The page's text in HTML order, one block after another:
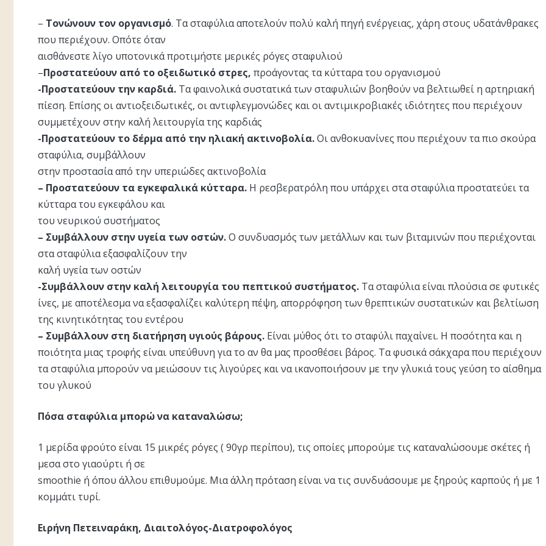
– Τονώνουν τον οργανισμό. Τα σταφύλια αποτελούν πολύ καλή πηγή ενέργειας, χάρη στους υδατάνθρακες
που περιέχουν. Οπότε όταν
αισθάνεστε λίγο υποτονικά προτιμήστε μερικές ρόγες σταφυλιού
–Προστατεύουν από το οξειδωτικό στρες, προάγοντας τα κύτταρα του οργανισμού
-Προστατεύουν την καρδιά. Τα φαινολικά συστατικά των σταφυλιών βοηθούν να βελτιωθεί η αρτηριακή
πίεση. Επίσης οι αντιοξειδωτικές, οι αντιφλεγμονώδες και οι αντιμικροβιακές ιδιότητες που περιέχουν
συμμετέχουν στην καλή λειτουργία της καρδιάς
-Προστατεύουν το δέρμα από την ηλιακή ακτινοβολία.Οι ανθοκυανίνες που περιέχουν τα πιο σκούρα
σταφύλια, συμβάλλουν
στην προστασία από την υπεριώδες ακτινοβολία
– Προστατεύουν τα εγκεφαλικά κύτταρα. Η ρεσβερατρόλη που υπάρχει στα σταφύλια προστατεύει τα
κύτταρα του εγκεφάλου και
του νευρικού συστήματος
– Συμβάλλουν στην υγεία των οστών.Ο συνδυασμός των μετάλλων και των βιταμινών που περιέχονται
στα σταφύλια εξασφαλίζουν την
καλή υγεία των οστών
-Συμβάλλουν στην καλή λειτουργία του πεπτικού συστήματος. Τα σταφύλια είναι πλούσια σε φυτικές
ίνες, με αποτέλεσμα να εξασφαλίζει καλύτερη πέψη, απορρόφηση των θρεπτικών συστατικών και βελτίωση
της κινητικότητας του εντέρου
– Συμβάλλουν στη διατήρηση υγιούς βάρους. Είναι μύθος ότι το σταφύλι παχαίνει. Η ποσότητα και η
ποιότητα μιας τροφής είναι υπεύθυνη για το αν θα μας προσθέσει βάρος. Τα φυσικά σάκχαρα που περιέχουν
τα σταφύλια μπορούν να μειώσουν τις λιγούρες και να ικανοποιήσουν με την γλυκιά τους γεύση το αίσθημα
του γλυκού
Πόσα σταφύλια μπορώ να καταναλώσω;
1 μερίδα φρούτο είναι 15 μικρές ρόγες ( 90γρ περίπου), τις οποίες μπορούμε τις καταναλώσουμε σκέτες ή
μεσα στο γιαούρτι ή σε
smoothie ή όπου άλλου επιθυμούμε. Μια άλλη πρόταση είναι να τις συνδυάσουμε με ξηρούς καρπούς ή με 1
κομμάτι τυρί.
Ειρήνη Πετειναράκη, Διαιτολόγος-Διατροφολόγος